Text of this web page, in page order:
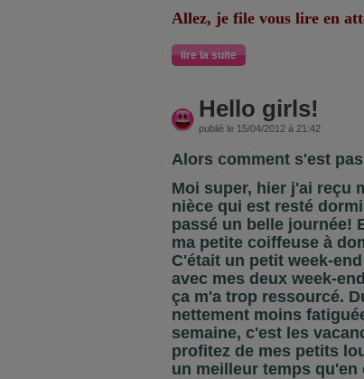
Allez, je file vous lire en
lire la suite
Hello girls!
publié le 15/04/2012 à 21:42
Alors comment s'est
Moi super, hier j'ai reçu
nièce qui est resté
passé un belle journée!
ma petite coiffeuse à
C'était un petit week-
avec mes deux week-
ça m'a trop ressourcé.
nettement moins
semaine, c'est les
profitez de mes petits
un meilleur temps